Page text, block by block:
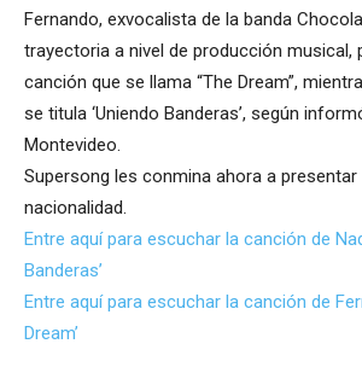
Fernando, exvocalista de la banda
trayectoria a nivel de producción musical,
canción que se llama “The Dream”,
se titula ‘Uniendo Banderas’, según
Montevideo.
Supersong les conmina ahora a
nacionalidad.
Entre aquí para escuchar la canción de
Banderas’
Entre aquí para escuchar la canción de
Dream’